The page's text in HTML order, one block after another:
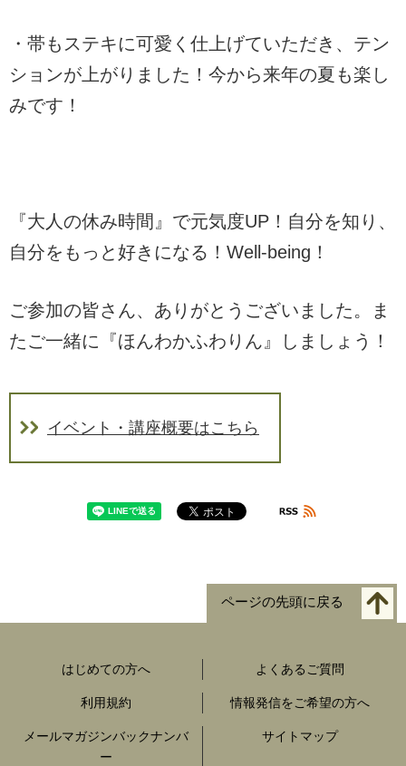
・帯もステキに可愛く仕上げていただき、テン
ションが上がりました！今から来年の夏も楽し
みです！
『大人の休み時間』で元気度UP！自分を知り、
自分をもっと好きになる！Well-being！
ご参加の皆さん、ありがとうございました。ま
たご一緒に『ほんわかふわりん』しましょう！
イベント・講座概要はこちら
ページの先頭に戻る
はじめての方へ よくあるご質問
利用規約 情報発信をご希望の方へ
メールマガジンバックナンバ
ー
サイトマップ